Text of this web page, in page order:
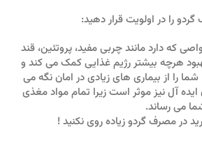
گردو را در اولویت قرار دهید:
که دارد مانند چربی مفید، پروتئین، قند
هرچه بیشتر رژیم غذایی کمک می کند و
را از بیماری های زیادی در امان نگه می
آل نیز موثر است زیرا تمام مواد مغذی
می رساند.
در مصرف گردو زیاده روی نکنید !